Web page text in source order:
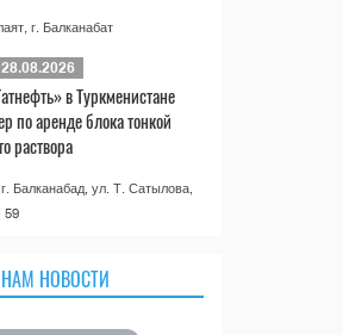
г. Балканабат
28.08.2026
в Туркменистане
по аренде блока тонкой
раствора
Балканабад, ул. Т. Сатылова,
59
НОВОСТИ